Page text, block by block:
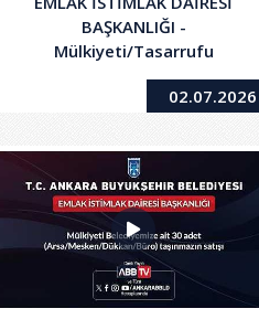
BAŞKANLIĞI -
Mülkiyeti/Tasarrufu
Belediyemize Ait Anafartalar
Çarsısı ve Ulus İşhanında
Kiralanması İşi
02.07.2026